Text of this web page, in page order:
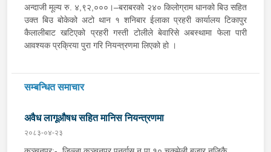
अन्दाजी मूल्य रु. ४,९२,०००।–बराबरको २४० किलोग्राम धानको बिउ सहित
उक्त बिउ बोकेको अटो थान १ शनिबार ईलाका प्रहरी कार्यालय टिकापुर
कैलालीबाट खटिएको प्रहरी गस्ती टोलीले बेवारिसे अबस्थामा फेला पारी
आवश्यक प्रक्रिया पुरा गरि नियन्त्रणमा लिएको हो ।
सम्बन्धित समाचार
अवैध लागूऔषध सहित मानिस नियन्त्रणमा
२०८३-०४-२३